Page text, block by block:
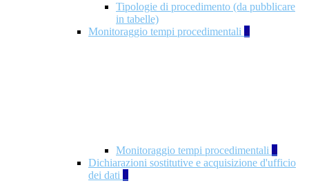
Tipologie di procedimento (da pubblicare
in tabelle)
Monitoraggio tempi procedimentali 4
Monitoraggio tempi procedimentali 4
Dichiarazioni sostitutive e acquisizione d'ufficio
dei dati 1